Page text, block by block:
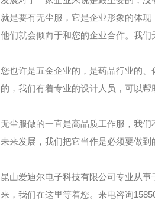
就是要有无尘服，它是企业形象的体
他们就会倾向于和您的企业合作。我
您也许是五金企业的，是药品行业的
的，我们有着专业的设计人员，可以帮
无尘服做的一直是高品质工作服，我
未来发展，我们把它当作是必须要做到
昆山爱迪尔电子科技有限公司专业从
来，我们在这里等着您。来电咨询